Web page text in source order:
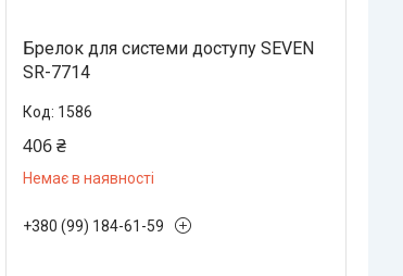
Брелок для системи доступу SEVEN
SR-7714
1586
406 ₴
Немає в наявності
+380 (99) 184-61-59